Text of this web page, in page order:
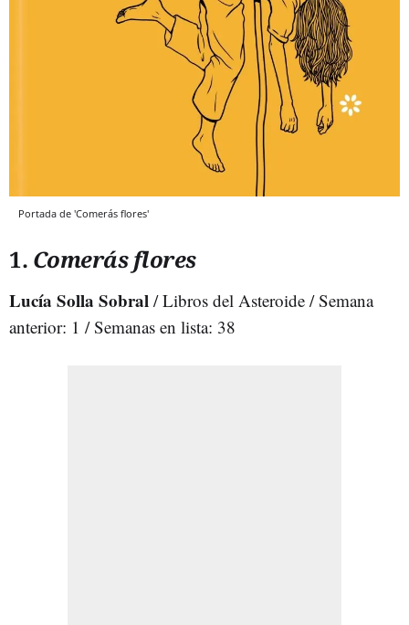
Portada de 'Comerás flores'
1. Comerás flores
Lucía Solla Sobral / Libros del Asteroide / Semana
anterior: 1 / Semanas en lista: 38